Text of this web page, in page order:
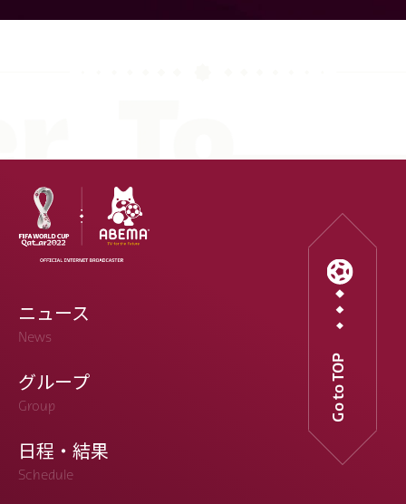
ニュース
News
グループ
Group
日程・結果
Schedule
Go to TOP